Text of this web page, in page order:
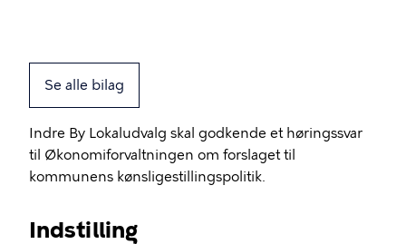
Se alle bilag
Indre By Lokaludvalg skal godkende et høringssvar
til Økonomiforvaltningen om forslaget til
kommunens kønsligestillingspolitik.
Indstilling